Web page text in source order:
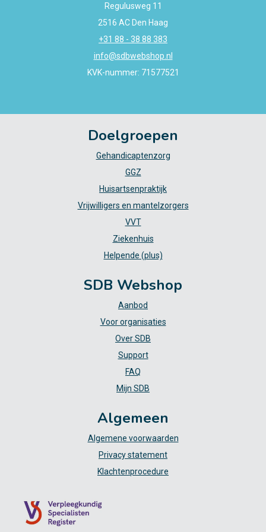
Regulusweg 11
2516 AC Den Haag
+31 88 - 38 88 383
info@sdbwebshop.nl
KVK-nummer: 71577521
Doelgroepen
Gehandicaptenzorg
GGZ
Huisartsenpraktijk
Vrijwilligers en mantelzorgers
VVT
Ziekenhuis
Helpende (plus)
SDB Webshop
Aanbod
Voor organisaties
Over SDB
Support
FAQ
Mijn SDB
Algemeen
Algemene voorwaarden
Privacy statement
Klachtenprocedure